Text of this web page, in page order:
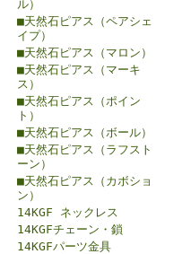
ル）
■天然石ピアス（ペアシェ
イプ）
■天然石ピアス（マロン）
■天然石ピアス（マーキ
ス）
■天然石ピアス（ポイン
ト）
■天然石ピアス（ボール）
■天然石ピアス（ラフスト
ーン）
■天然石ピアス（カボショ
ン）
14KGF ネックレス
14KGFチェーン・鎖
14KGFパーツ金具